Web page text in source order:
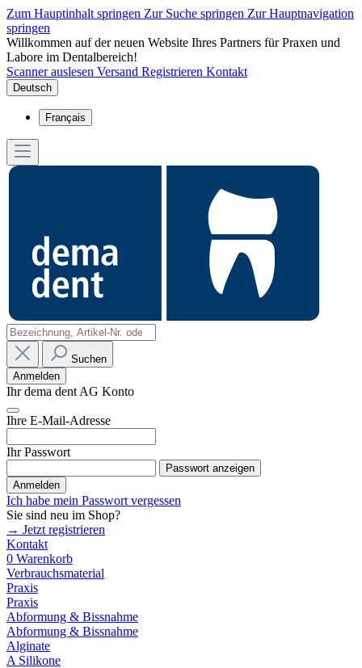
Zum Hauptinhalt springen Zur Suche springen Zur Hauptnavigation
springen
Willkommen auf der neuen Website Ihres Partners für Praxen und
Labore im Dentalbereich!
Scanner auslesen Versand Registrieren Kontakt
Deutsch
Français
Suchen
Anmelden
Ihr dema dent AG Konto
Ihre E-Mail-Adresse
Ihr Passwort
Passwort anzeigen
Anmelden
Ich habe mein Passwort vergessen
Sie sind neu im Shop?
→ Jetzt registrieren
Kontakt
0 Warenkorb
Verbrauchsmaterial
Praxis
Praxis
Abformung & Bissnahme
Abformung & Bissnahme
Alginate
A Silikone